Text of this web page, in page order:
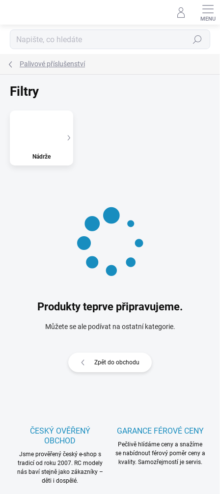
Hledat
Palivové příslušenství
Filtry
Nádrže
Produkty teprve připravujeme.
Můžete se ale podívat na ostatní kategorie.
Zpět do obchodu
ČESKÝ OVĚŘENÝ
OBCHOD
Jsme prověřený český e-shop s
tradicí od roku 2007. RC modely
nás baví stejně jako zákazníky –
děti i dospělé.
GARANCE FÉROVÉ CENY
Pečlivě hlídáme ceny a snažíme
se nabídnout férový poměr ceny a
kvality. Samozřejmostí je servis.